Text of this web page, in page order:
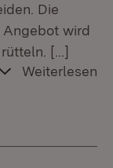
Die
wird
[…]
Weiterlesen